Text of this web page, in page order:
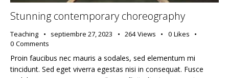
Stunning contemporary choreography
Teaching septiembre 27, 2023 264 Views 0 Likes
0 Comments
Proin faucibus nec mauris a sodales, sed elementum mi
tincidunt. Sed eget viverra egestas nisi in consequat. Fusce